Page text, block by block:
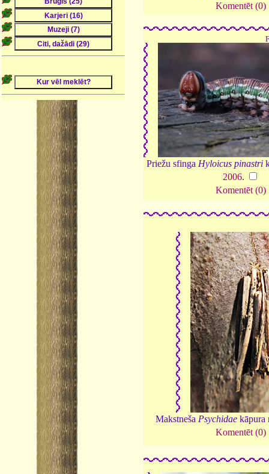
Komentēt (0)
Priežu sfinga Hyloicus pinastri
2006.
Komentēt (0)
Makstneša Psychidae kāpura
Komentēt (0)